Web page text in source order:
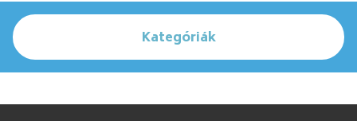
Kategóriák